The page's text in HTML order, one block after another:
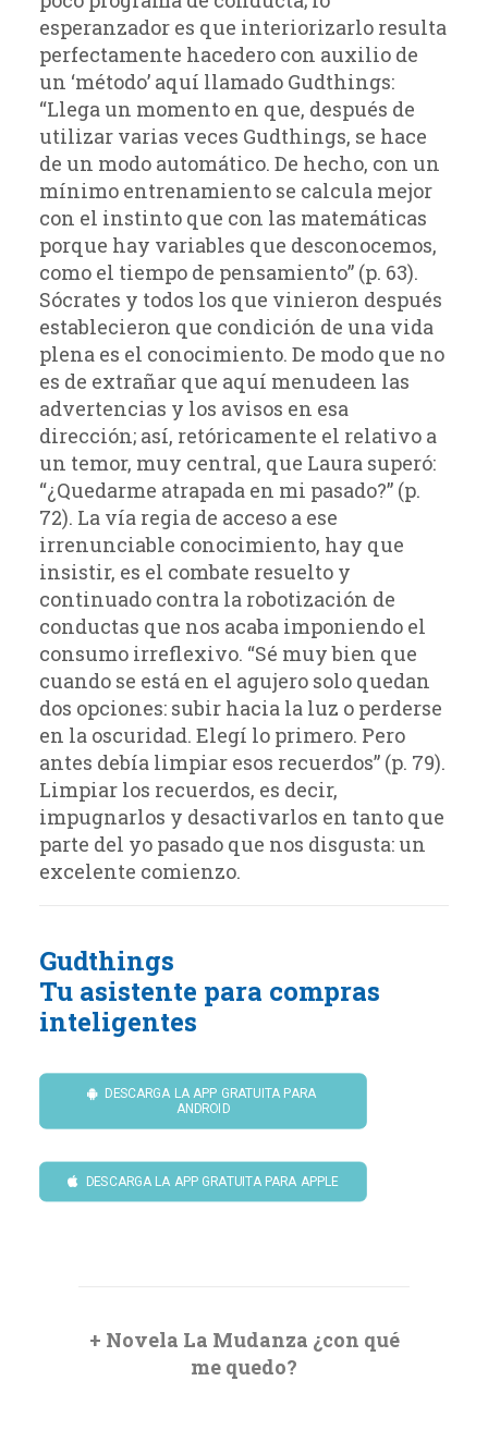
esperanzador es que interiorizarlo resulta
perfectamente hacedero con auxilio de
un ‘método’ aquí llamado Gudthings:
“Llega un momento en que, después de
utilizar varias veces Gudthings, se hace
de un modo automático. De hecho, con un
mínimo entrenamiento se calcula mejor
con el instinto que con las matemáticas
porque hay variables que desconocemos,
como el tiempo de pensamiento” (p. 63).
Sócrates y todos los que vinieron después
establecieron que condición de una vida
plena es el conocimiento. De modo que no
es de extrañar que aquí menudeen las
advertencias y los avisos en esa
dirección; así, retóricamente el relativo a
un temor, muy central, que Laura superó:
“¿Quedarme atrapada en mi pasado?” (p.
72). La vía regia de acceso a ese
irrenunciable conocimiento, hay que
insistir, es el combate resuelto y
continuado contra la robotización de
conductas que nos acaba imponiendo el
consumo irreflexivo. “Sé muy bien que
cuando se está en el agujero solo quedan
dos opciones: subir hacia la luz o perderse
en la oscuridad. Elegí lo primero. Pero
antes debía limpiar esos recuerdos” (p. 79).
Limpiar los recuerdos, es decir,
impugnarlos y desactivarlos en tanto que
parte del yo pasado que nos disgusta: un
excelente comienzo.
Gudthings
Tu asistente para compras
inteligentes
DESCARGA LA APP GRATUITA PARA
ANDROID
DESCARGA LA APP GRATUITA PARA APPLE
+ Novela La Mudanza ¿con qué
me quedo?